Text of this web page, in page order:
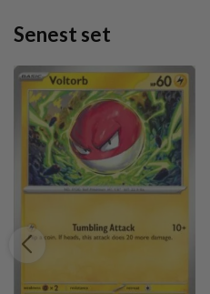
Senest set